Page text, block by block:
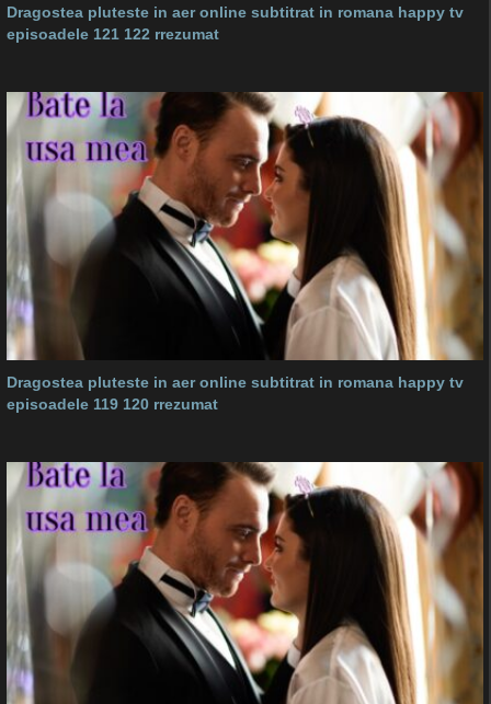
Dragostea pluteste in aer online subtitrat in romana happy tv
episoadele 121 122 rrezumat
Dragostea pluteste in aer online subtitrat in romana happy tv
episoadele 119 120 rrezumat